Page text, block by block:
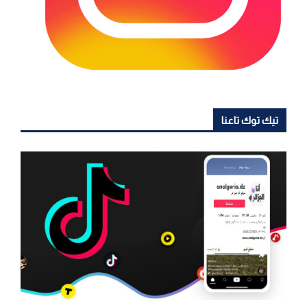
تيك توك تاعنا